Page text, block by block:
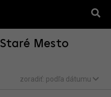
Staré Mesto
zoradiť: podľa dátumu